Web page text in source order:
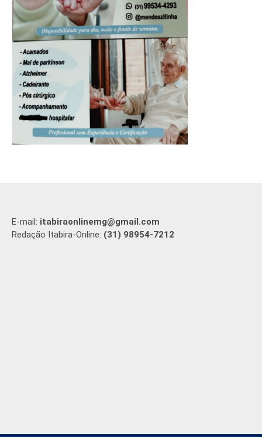
E-mail: itabiraonlinemg@gmail.com
Redação Itabira-Online: (31) 98954-7212